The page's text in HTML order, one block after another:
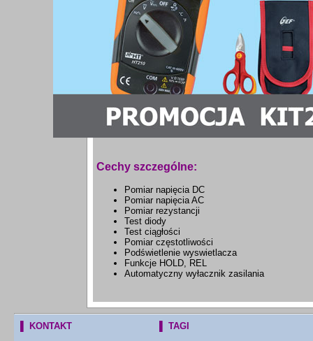
Cechy szczególne:
Pomiar napięcia DC
Pomiar napięcia AC
Pomiar rezystancji
Test diody
Test ciągłości
Pomiar częstotliwości
Podświetlenie wyswietlacza
Funkcje HOLD, REL
Automatyczny wyłacznik zasilania
▌ KONTAKT
▌ TAGI